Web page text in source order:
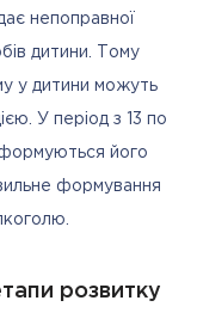
непоправної
дитини. Тому
у дитини можуть
У період з 13 по
його
формування
розвитку